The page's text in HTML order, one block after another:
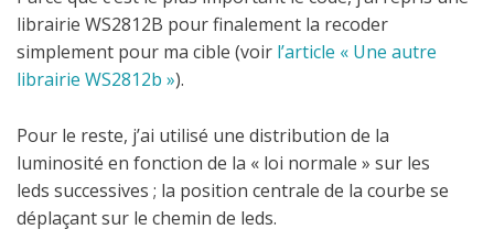
librairie WS2812B pour finalement la recoder
simplement pour ma cible (voir l’article « Une autre
librairie WS2812b »).
Pour le reste, j’ai utilisé une distribution de la
luminosité en fonction de la « loi normale » sur les
leds successives ; la position centrale de la courbe se
déplaçant sur le chemin de leds.